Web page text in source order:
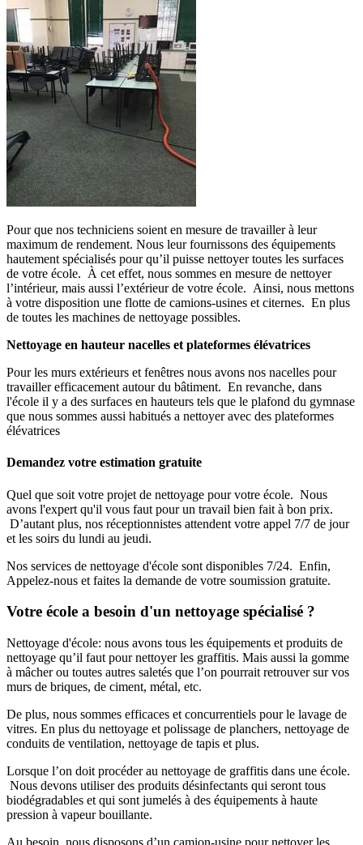
Pour que nos techniciens soient en mesure de travailler à leur
maximum de rendement. Nous leur fournissons des équipements
hautement spécialisés pour qu’il puisse nettoyer toutes les surfaces
de votre école. À cet effet, nous sommes en mesure de nettoyer
l’intérieur, mais aussi l’extérieur de votre école. Ainsi, nous mettons
à votre disposition une flotte de camions-usines et citernes. En plus
de toutes les machines de nettoyage possibles.
Nettoyage en hauteur nacelles et plateformes élévatrices
Pour les murs extérieurs et fenêtres nous avons nos nacelles pour
travailler efficacement autour du bâtiment. En revanche, dans
l'école il y a des surfaces en hauteurs tels que le plafond du gymnase
que nous sommes aussi habitués a nettoyer avec des plateformes
élévatrices
Demandez votre estimation gratuite
Quel que soit votre projet de nettoyage pour votre école. Nous
avons l'expert qu'il vous faut pour un travail bien fait à bon prix.
D’autant plus, nos réceptionnistes attendent votre appel 7/7 de jour
et les soirs du lundi au jeudi.
Nos services de nettoyage d'école sont disponibles 7/24. Enfin,
Appelez-nous et faites la demande de votre soumission gratuite.
Votre école a besoin d'un nettoyage spécialisé ?
Nettoyage d'école: nous avons tous les équipements et produits de
nettoyage qu’il faut pour nettoyer les graffitis. Mais aussi la gomme
à mâcher ou toutes autres saletés que l’on pourrait retrouver sur vos
murs de briques, de ciment, métal, etc.
De plus, nous sommes efficaces et concurrentiels pour le lavage de
vitres. En plus du nettoyage et polissage de planchers, nettoyage de
conduits de ventilation, nettoyage de tapis et plus.
Lorsque l’on doit procéder au nettoyage de graffitis dans une école.
Nous devons utiliser des produits désinfectants qui seront tous
biodégradables et qui sont jumelés à des équipements à haute
pression à vapeur bouillante.
Au besoin, nous disposons d’un camion-usine pour nettoyer les